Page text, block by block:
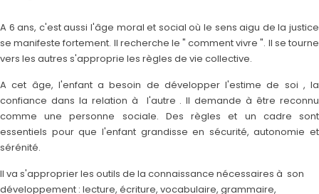
A 6 ans, c'est aussi l'âge moral et social où le sens aigu de la justice
se manifeste fortement. Il recherche le " comment vivre ". Il se tourne
vers les autres s'approprie les règles de vie collective.
A cet âge, l'enfant a besoin de développer l'estime de soi , la
confiance dans la relation à l'autre . Il demande à être reconnu
comme une personne sociale. Des règles et un cadre sont
essentiels pour que l'enfant grandisse en sécurité, autonomie et
sérénité.
Il va s'approprier les outils de la connaissance nécessaires à son
développement : lecture, écriture, vocabulaire, grammaire,